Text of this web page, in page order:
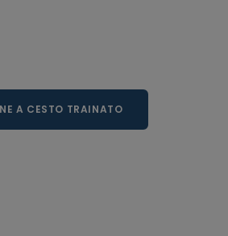
A CESTO TRAINATO